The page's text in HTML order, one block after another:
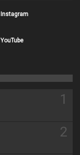
Instagram
YouTube
1
2